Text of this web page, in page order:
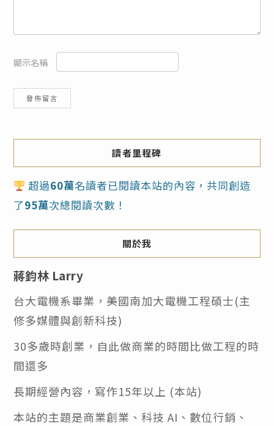
顯示名稱
讀者里程碑
超過60萬名讀者已閱讀本站的內容，共同創造
了95萬次總閱讀次數！
關於我
蔣鈞林 Larry
台大電機系畢業，美國南加大電機工程碩士(主
修多媒體與創新科技)
30多歲時創業，自此做商業的時間比做工程的時
間還多
長期經營內容，寫作15年以上 (本站)
本站的主題是商業創業、科技 AI、數位行銷、